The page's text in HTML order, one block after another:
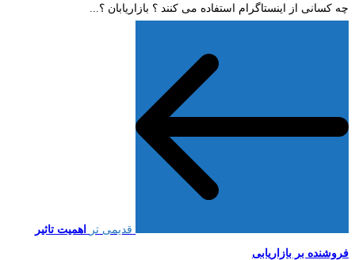
چه کسانی از اینستاگرام استفاده می کنند ؟ بازاریابان ؟...
قدیمی تر
اهمیت تاثیر
فروشنده بر بازاریابی